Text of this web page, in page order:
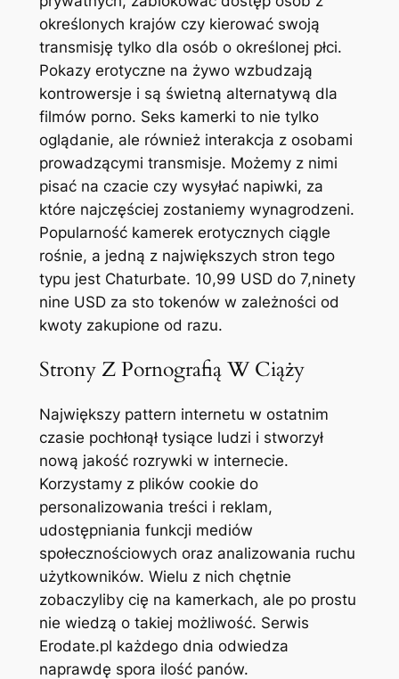
określonych krajów czy kierować swoją
transmisję tylko dla osób o określonej płci.
Pokazy erotyczne na żywo wzbudzają
kontrowersje i są świetną alternatywą dla
filmów porno. Seks kamerki to nie tylko
oglądanie, ale również interakcja z osobami
prowadzącymi transmisje. Możemy z nimi
pisać na czacie czy wysyłać napiwki, za
które najczęściej zostaniemy wynagrodzeni.
Popularność kamerek erotycznych ciągle
rośnie, a jedną z największych stron tego
typu jest Chaturbate. 10,99 USD do 7,ninety
nine USD za sto tokenów w zależności od
kwoty zakupione od razu.
Strony Z Pornografią W Ciąży
Największy pattern internetu w ostatnim
czasie pochłonął tysiące ludzi i stworzył
nową jakość rozrywki w internecie.
Korzystamy z plików cookie do
personalizowania treści i reklam,
udostępniania funkcji mediów
społecznościowych oraz analizowania ruchu
użytkowników. Wielu z nich chętnie
zobaczyliby cię na kamerkach, ale po prostu
nie wiedzą o takiej możliwość. Serwis
Erodate.pl każdego dnia odwiedza
naprawdę spora ilość panów.